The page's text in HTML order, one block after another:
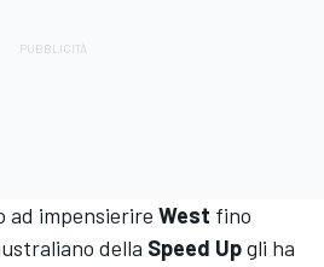
ad impensierire West fino
della Speed Upgli ha